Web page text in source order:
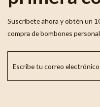
Suscríbete ahora y obtén un
compra de bombones